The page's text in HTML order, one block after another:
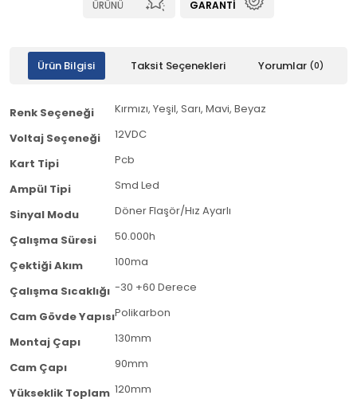
ÜRÜNÜ
GARANTI
Ürün Bilgisi Taksit Seçenekleri Yorumlar (0)
Renk Seçeneği Kırmızı, Yeşil, Sarı, Mavi, Beyaz
Voltaj Seçeneği 12VDC
Kart Tipi Pcb
Ampül Tipi Smd Led
Sinyal Modu Döner Flaşör/Hız Ayarlı
Çalışma Süresi 50.000h
Çektiği Akım 100ma
Çalışma Sıcaklığı -30 +60 Derece
Cam Gövde YapısıPolikarbon
Montaj Çapı 130mm
Cam Çapı 90mm
Yükseklik Toplam 120mm